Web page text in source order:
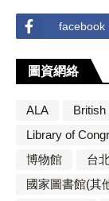
facebook
圖資網絡
ALA British
Library of
博物館
台
國家圖書館(其